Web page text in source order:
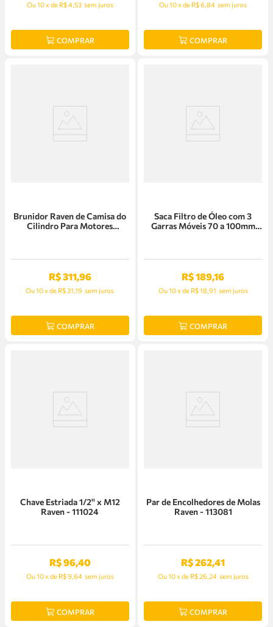
Ou10xde R$ 4,53 sem juros
COMPRAR
Ou10xde R$ 6,84 sem juros
COMPRAR
Brunidor Raven de Camisa do
Cilindro Para Motores
R$311,96
Ou10xde R$ 31,19 sem juros
COMPRAR
Saca Filtro de Óleo com 3
Garras Móveis 70 a 100mm
R$189,16
Ou10xde R$ 18,91 sem juros
COMPRAR
Chave Estriada 1/2'' x M12
Raven - 111024
R$96,40
Ou10xde R$ 9,64 sem juros
COMPRAR
Par de Encolhedores de Molas
Raven - 113081
R$262,41
Ou10xde R$ 26,24 sem juros
COMPRAR